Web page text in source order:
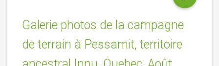
Galerie photos de la campagne
de terrain à Pessamit, territoire